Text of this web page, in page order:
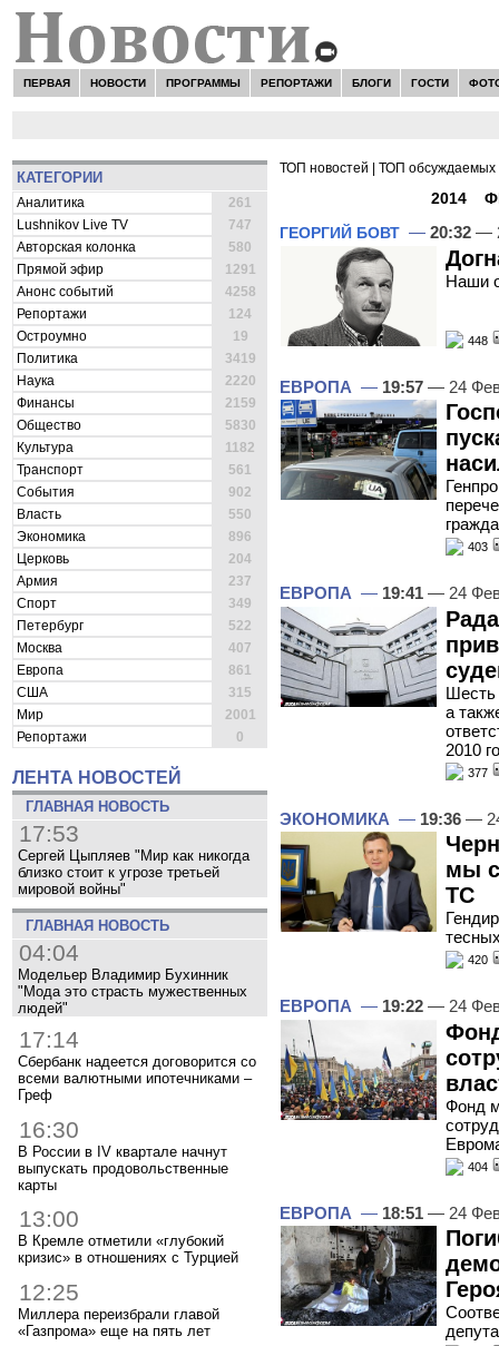
ПЕРВАЯ НОВОСТИ ПРОГРАММЫ РЕПОРТАЖИ БЛОГИ ГОСТИ
КАТЕГОРИИ
Аналитика
261
Lushnikov Live TV
747
Авторская колонка
580
Прямой эфир
1291
Анонс событий
4258
Репортажи
124
Остроумно
19
Политика
3419
Наука
2220
Финансы
2159
Общество
5830
Культура
1182
Транспорт
561
События
902
Власть
550
Экономика
896
Церковь
204
Армия
237
Спорт
349
Петербург
522
Москва
407
Европа
861
США
315
Мир
2001
Репортажи
0
ЛЕНТА НОВОСТЕЙ
ГЛАВНАЯ НОВОСТЬ
17:53
Сергей Цыпляев "Мир как никогда
близко стоит к угрозе третьей
мировой войны"
ГЛАВНАЯ НОВОСТЬ
04:04
Модельер Владимир Бухинник
"Мода это страсть мужественных
людей"
17:14
Сбербанк надеется договорится со
всеми валютными ипотечниками –
Греф
16:30
В России в IV квартале начнут
выпускать продовольственные
карты
13:00
В Кремле отметили «глубокий
кризис» в отношениях с Турцией
12:25
Миллера переизбрали главой
«Газпрома» еще на пять лет
ТОП новостей ТОП обсуждаемых
2014
ГЕОРГИЙ БОВТ — 20:32 —
Наши
448
ЕВРОПА — 19:57 — 24
403
ЕВРОПА — 19:41 — 24
Шесть
а
2010
377
ЭКОНОМИКА — 19:36 —
мы
ТС
420
ЕВРОПА — 19:22 — 24
Фонд
404
ЕВРОПА — 18:51 — 24